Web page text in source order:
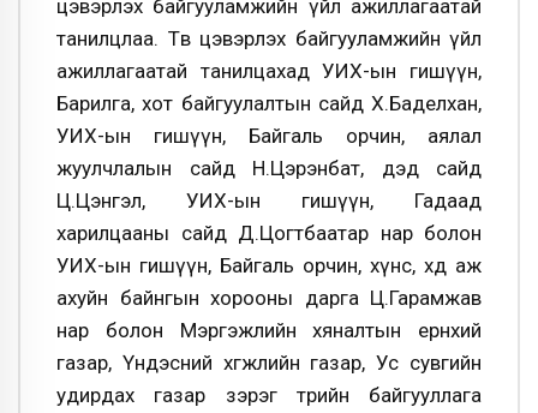
цэвэрлэх байгууламжийн үйл ажиллагаатай
танилцлаа. Төв цэвэрлэх байгууламжийн үйл
ажиллагаатай танилцахад УИХ-ын гишүүн,
Барилга, хот байгуулалтын сайд Х.Баделхан,
УИХ-ын гишүүн, Байгаль орчин, аялал
жуулчлалын сайд Н.Цэрэнбат, дэд сайд
Ц.Цэнгэл, УИХ-ын гишүүн, Гадаад
харилцааны сайд Д.Цогтбаатар нар болон
УИХ-ын гишүүн, Байгаль орчин, хүнс, хөдөө аж
ахуйн байнгын хорооны дарга Ц.Гарамжав
нар болон Мэргэжлийн хяналтын ерөнхий
газар, Үндэсний хөгжлийн газар, Ус сувгийн
удирдах газар зэрэг төрийн байгууллага